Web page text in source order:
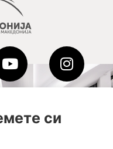
си